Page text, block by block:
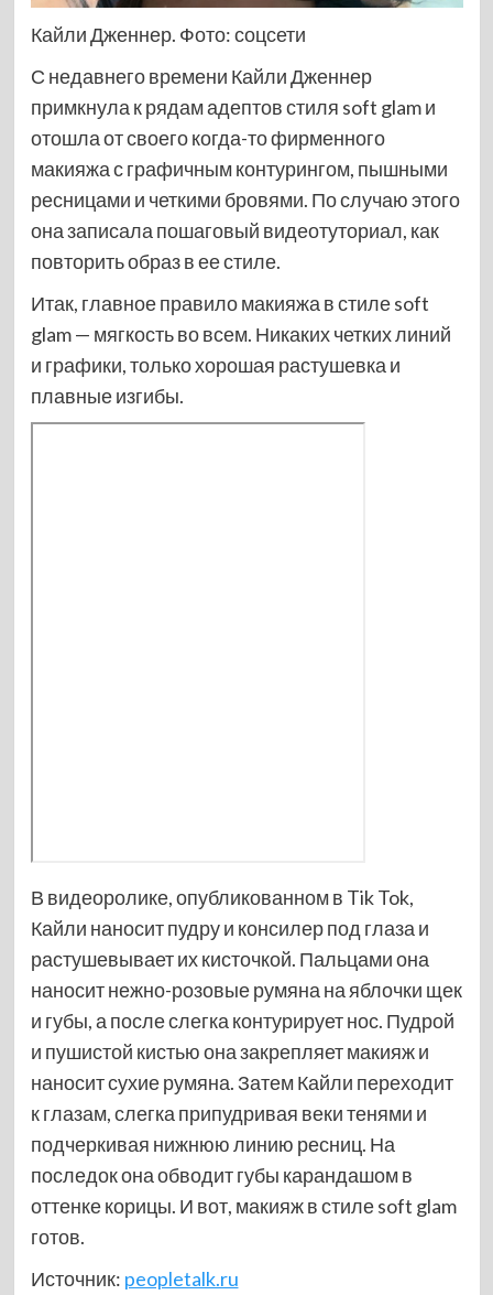
Кайли Дженнер. Фото: соцсети
С недавнего времени Кайли Дженнер
примкнула к рядам адептов стиля soft glam и
отошла от своего когда-то фирменного
макияжа с графичным контурингом, пышными
ресницами и четкими бровями. По случаю этого
она записала пошаговый видеотуториал, как
повторить образ в ее стиле.
Итак, главное правило макияжа в стиле soft
glam — мягкость во всем. Никаких четких линий
и графики, только хорошая растушевка и
плавные изгибы.
В видеоролике, опубликованном в Tik Tok,
Кайли наносит пудру и консилер под глаза и
растушевывает их кисточкой. Пальцами она
наносит нежно-розовые румяна на яблочки щек
и губы, а после слегка контурирует нос. Пудрой
и пушистой кистью она закрепляет макияж и
наносит сухие румяна. Затем Кайли переходит
к глазам, слегка припудривая веки тенями и
подчеркивая нижнюю линию ресниц. На
последок она обводит губы карандашом в
оттенке корицы. И вот, макияж в стиле soft glam
готов.
Источник: peopletalk.ru